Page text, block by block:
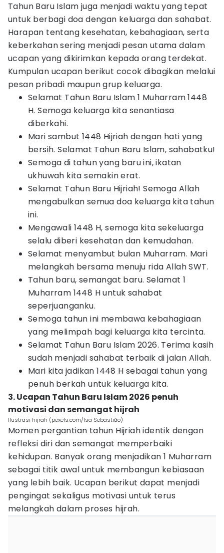
Tahun Baru Islam juga menjadi waktu yang tepat
untuk berbagi doa dengan keluarga dan sahabat.
Harapan tentang kesehatan, kebahagiaan, serta
keberkahan sering menjadi pesan utama dalam
ucapan yang dikirimkan kepada orang terdekat.
Kumpulan ucapan berikut cocok dibagikan melalui
pesan pribadi maupun grup keluarga.
Selamat Tahun Baru Islam 1 Muharram 1448
H. Semoga keluarga kita senantiasa
diberkahi.
Mari sambut 1448 Hijriah dengan hati yang
bersih. Selamat Tahun Baru Islam, sahabatku!
Semoga di tahun yang baru ini, ikatan
ukhuwah kita semakin erat.
Selamat Tahun Baru Hijriah! Semoga Allah
mengabulkan semua doa keluarga kita tahun
ini.
Mengawali 1448 H, semoga kita sekeluarga
selalu diberi kesehatan dan kemudahan.
Selamat menyambut bulan Muharram. Mari
melangkah bersama menuju rida Allah SWT.
Tahun baru, semangat baru. Selamat 1
Muharram 1448 H untuk sahabat
seperjuanganku.
Semoga tahun ini membawa kebahagiaan
yang melimpah bagi keluarga kita tercinta.
Selamat Tahun Baru Islam 2026. Terima kasih
sudah menjadi sahabat terbaik di jalan Allah.
Mari kita jadikan 1448 H sebagai tahun yang
penuh berkah untuk keluarga kita.
3. Ucapan Tahun Baru Islam 2026 penuh
motivasi dan semangat hijrah
Ilustrasi hijrah (pexels.com/Isa Sebastião)
Momen pergantian tahun Hijriah identik dengan
refleksi diri dan semangat memperbaiki
kehidupan. Banyak orang menjadikan 1 Muharram
sebagai titik awal untuk membangun kebiasaan
yang lebih baik. Ucapan berikut dapat menjadi
pengingat sekaligus motivasi untuk terus
melangkah dalam proses hijrah.